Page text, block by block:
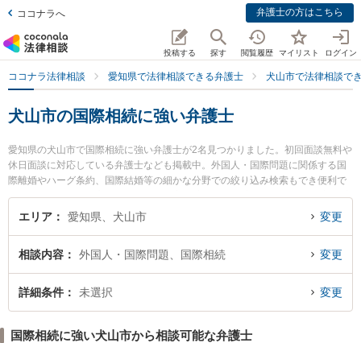
ココナラへ 弁護士の方はこちら
投稿する 探す 閲覧履歴 マイリスト ログイン
ココナラ法律相談 愛知県で法律相談できる弁護士 犬山市で法律相談で
犬山市の国際相続に強い弁護士
愛知県の犬山市で国際相続に強い弁護士が2名見つかりました。初回面談無料や
休日面談に対応している弁護士なども掲載中。外国人・国際問題に関係する国
際離婚やハーグ条約、国際結婚等の細かな分野での絞り込み検索もでき便利で
す。特に弁護士法人髙橋法律事務所の高橋 亮弁護士や安田法律事務所の安田 庄
一郎弁護士のプロフィール情報や弁護士費用、強みなどが注目されています。
『初回相談無料で国際相続を法律相談できる犬山市内の弁護士に相談予約した
い』などでお困りの相談者さんにおすすめです。
エリア 愛知県、犬山市 変更
相談内容 外国人・国際問題、国際相続 変更
詳細条件 未選択 変更
国際相続に強い犬山市から相談可能な弁護士